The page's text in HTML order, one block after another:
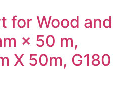
for Wood and
× 50 m,
X 50m, G180